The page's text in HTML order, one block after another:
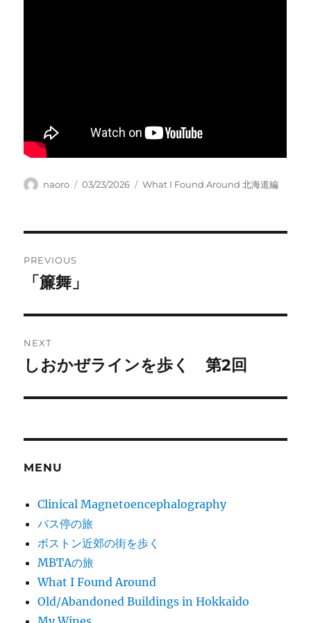
Author
naoro
Posted
03/23/2026 Categories
What I Found Around 北海道編
navigation
PREVIOUS
Previous
「簾舞」
NEXT
Next
しおかぜラインを歩く 第2回
MENU
Clinical Magnetoencephalography
バス停の旅
ボストン近郊の街を歩く
MBTAの旅
What I Found Around
Old/Abandoned Buildings in Hokkaido